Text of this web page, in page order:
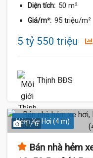
Diện tích: 50 m²
Giá/m²: 95 triệu/m²
5 tỷ 550 triệu
Thịnh BĐS
Hẻm Xe Hơi (4 m)
1 / 6
Bán nhà hẻm